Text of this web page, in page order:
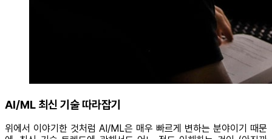
AI/ML 최신 기술 따라잡기
위에서 이야기한 것처럼 AI/ML은 매우 빠르게 변하는 분야이기 때문